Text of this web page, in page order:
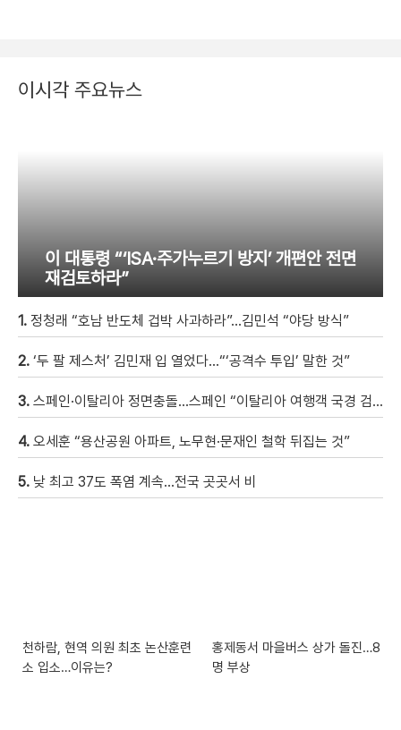
이시각 주요뉴스
이 대통령 “‘ISA·주가누르기 방지’ 개편안 전면
재검토하라”
1. 정청래 “호남 반도체 겁박 사과하라”…김민석 “야당 방식”
2. ‘두 팔 제스처’ 김민재 입 열었다…“‘공격수 투입’ 말한 것”
3. 스페인·이탈리아 정면충돌…스페인 “이탈리아 여행객 국경 검문할 것”
4. 오세훈 “용산공원 아파트, 노무현·문재인 철학 뒤집는 것”
5. 낮 최고 37도 폭염 계속…전국 곳곳서 비
천하람, 현역 의원 최초 논산훈련
소 입소…이유는?
홍제동서 마을버스 상가 돌진…8
명 부상